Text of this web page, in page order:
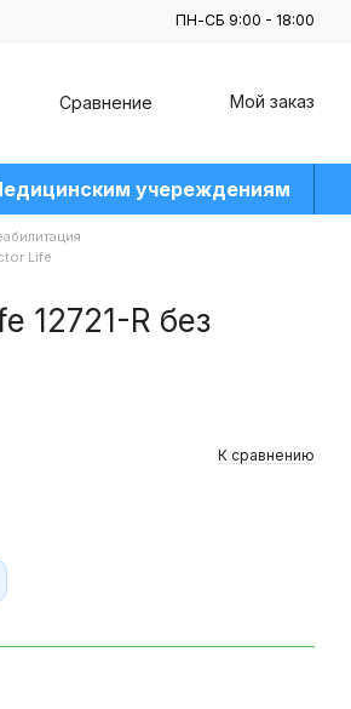
ПН-СБ 9:00 - 18:00
Сравнение Мой заказ
учереждениям
Life
12721-R без
К сравнению